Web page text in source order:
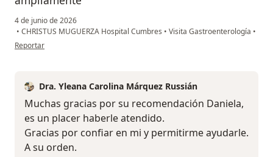
4 de junio de 2026
• CHRISTUS MUGUERZA Hospital Cumbres • Visita Gastroenterología •
en opinión del usuario Daniela
Reportar
Dra. Yleana Carolina Márquez Russián
Muchas gracias por su recomendación Daniela,
es un placer haberle atendido.
Gracias por confiar en mi y permitirme ayudarle.
A su orden.